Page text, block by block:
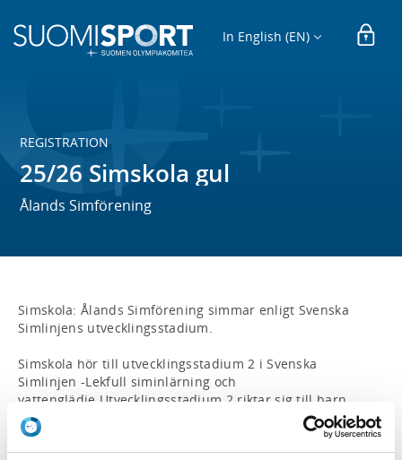
In English (EN)
REGISTRATION
25/26 Simskola gul
Ålands Simförening
Simskola: Ålands Simförening simmar enligt Svenska
Simlinjens utvecklingsstadium.
Simskola hör till utvecklingsstadium 2 i Svenska
Simlinjen -Lekfull siminlärning och
vattenglädje.Utvecklingsstadium 2 riktar sig till barn
som genom målrelaterade lekar utifrån barnets egna
förutsättningar lär sig de elementära grunderna i de
fyra simsätten med slutmålet att bli simkunnig.